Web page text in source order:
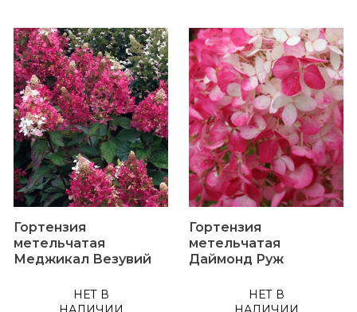
Гортензия
метельчатая
Меджикал Везувий
НЕТ В
Гортензия
метельчатая
Даймонд Руж
НЕТ В